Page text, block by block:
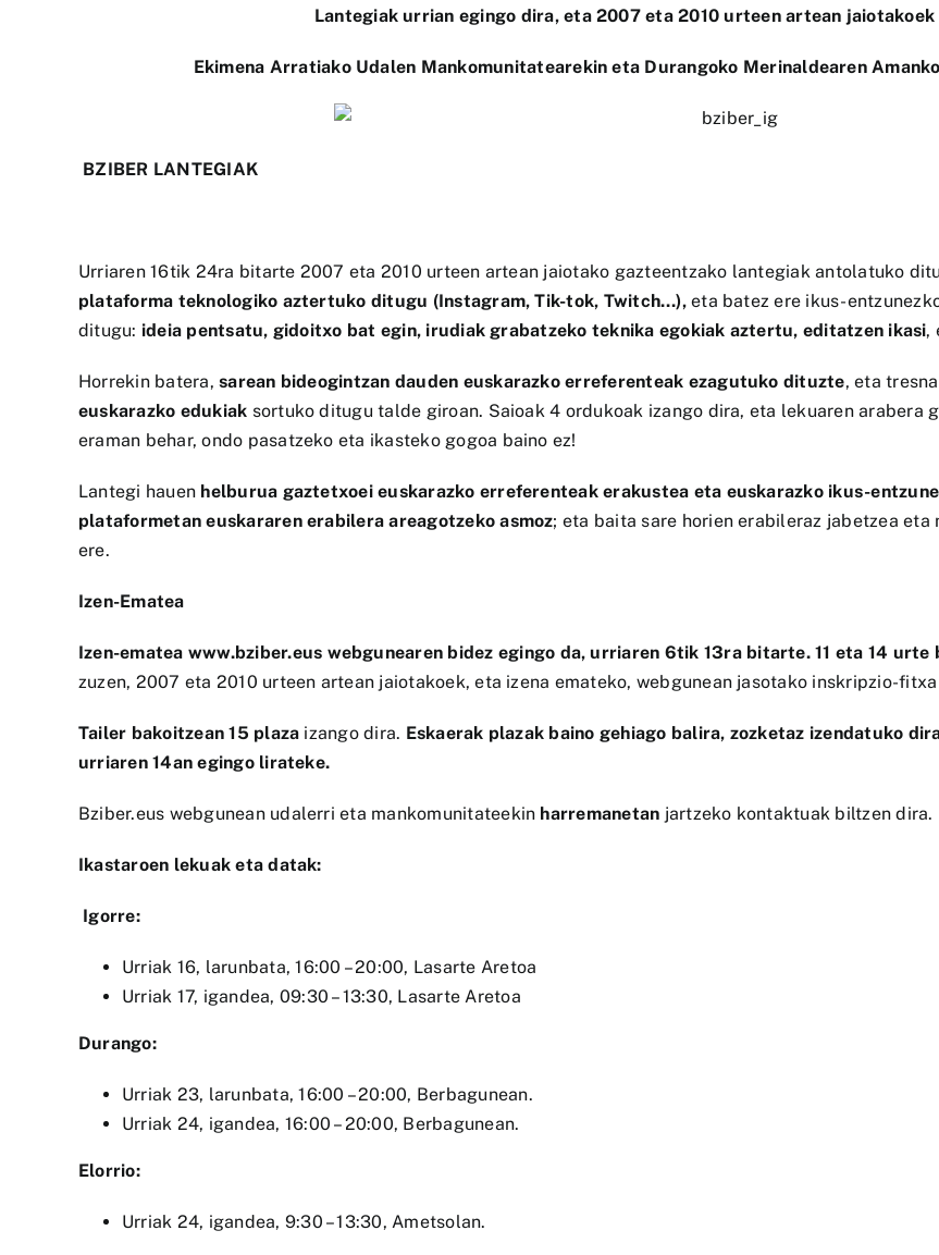
Lantegiak urrian egingo dira, eta 2007 eta 2010 urteen artean
Ekimena Arratiako Udalen Mankomunitatearekin eta Durangoko Merinaldearen
BZIBER LANTEGIAK
Urriaren 16tik 24ra bitarte 2007 eta 2010 urteen artean jaiotako gazteentzako lantegiak antolatuko
plataforma teknologiko aztertuko ditugu (Instagram, Tik-tok, Twitch…),eta batez ere ikus-
ditugu: ideia pentsatu, gidoitxo bat egin, irudiak grabatzeko teknika egokiak aztertu, editatzen ikasi,
Horrekin batera,sarean bideogintzan dauden euskarazko erreferenteak ezagutuko dituzte, eta
euskarazko edukiak sortuko ditugu talde giroan. Saioak 4 ordukoak izango dira, eta lekuaren arabera
eraman behar, ondo pasatzeko eta ikasteko gogoa baino ez!
Lantegi hauen helburua gaztetxoei euskarazko erreferenteak erakustea eta euskarazko ikus-
plataformetan euskararen erabilera areagotzeko asmoz; eta baita sare horien erabileraz jabetzea
ere.
Izen-Ematea
Izen-ematea www.bziber.eus webgunearen bidez egingo da, urriaren 6tik 13ra bitarte. 11 eta 14
zuzen, 2007 eta 2010 urteen artean jaiotakoek, eta izena emateko, webgunean jasotako inskripzio-
Tailer bakoitzean 15 plaza izango dira. Eskaerak plazak baino gehiago balira, zozketaz izendatuko
urriaren 14an egingo lirateke.
Bziber.eus webgunean udalerri eta mankomunitateekin harremanetan jartzeko kontaktuak biltzen dira.
Ikastaroen lekuak eta datak:
Igorre:
Urriak 16, larunbata, 16:00 – 20:00, Lasarte Aretoa
Urriak 17, igandea, 09:30 – 13:30, Lasarte Aretoa
Durango:
Urriak 23, larunbata, 16:00 – 20:00, Berbagunean.
Urriak 24, igandea, 16:00 – 20:00, Berbagunean.
Elorrio:
Urriak 24, igandea, 9:30 – 13:30, Ametsolan.